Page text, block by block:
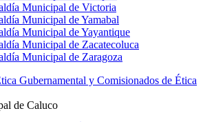
Municipal de Victoria
Municipal de Yamabal
Municipal de Yayantique
Municipal de Zacatecoluca
Municipal de Zaragoza
Gubernamental y Comisionados de Ética
de Caluco